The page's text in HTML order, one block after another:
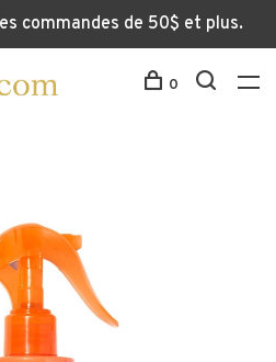
commandes de 50$ et plus.
0